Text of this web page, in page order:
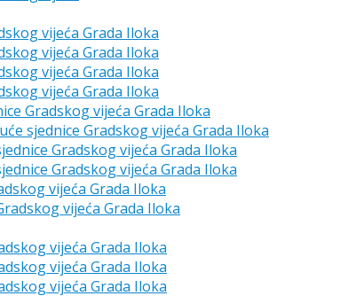
vijeća Grada Iloka
vijeća Grada Iloka
vijeća Grada Iloka
vijeća Grada Iloka
Gradskog vijeća Grada Iloka
sjednice Gradskog vijeća Grada Iloka
Gradskog vijeća Grada Iloka
Gradskog vijeća Grada Iloka
vijeća Grada Iloka
vijeća Grada Iloka
vijeća Grada Iloka
vijeća Grada Iloka
vijeća Grada Iloka